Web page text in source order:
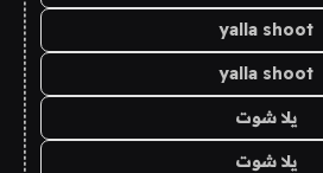
yalla shoot
yalla shoot
يلا شوت
يلا شوت